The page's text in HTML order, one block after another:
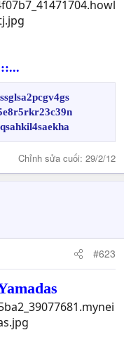
Chỉnh sửa cuối: 29/2/12
#623